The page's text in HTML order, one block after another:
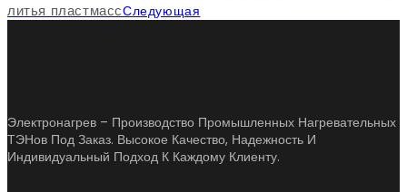
литья пластмассСледующая
Электронагрев – Производство Промышленных Нагревательных
ТЭНов Под Заказ. Высокое Качество, Надежность И
Индивидуальный Подход К Каждому Клиенту.